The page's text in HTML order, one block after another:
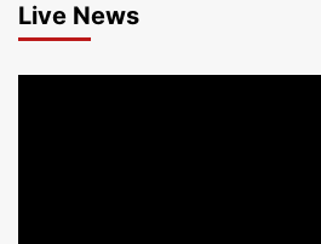
Live News